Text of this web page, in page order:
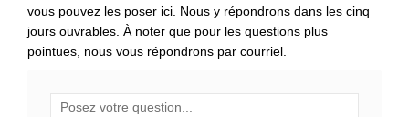
vous pouvez les poser ici. Nous y répondrons dans les cinq
jours ouvrables. À noter que pour les questions plus
pointues, nous vous répondrons par courriel.
Poser une question*